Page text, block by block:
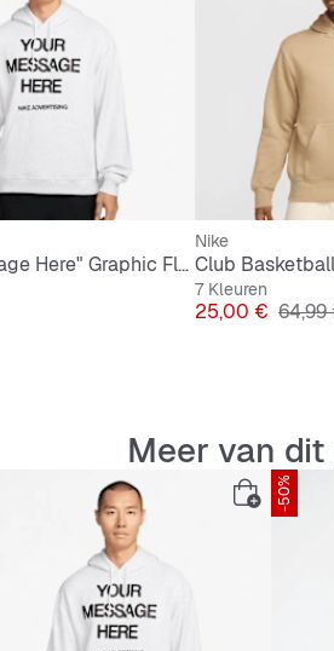
"Your Message Here" Graphic Fleece Hoodie
Nike
Club
7 Kleuren
Prijs
25,00 € 64,99
Meer van
-50%